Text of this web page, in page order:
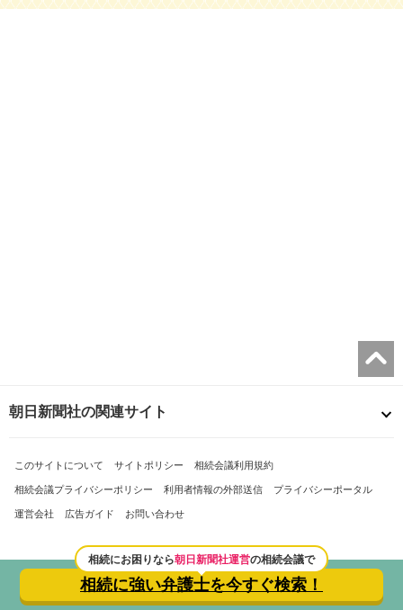
相続にお困りなら朝日新聞社運営の相続会議で
相続に強い弁護士を今すぐ検索！
朝日新聞社の関連サイト
このサイトについて サイトポリシー 相続会議利用規約
相続会議プライバシーポリシー 利用者情報の外部送信 プライバシーポータル
運営会社 広告ガイド お問い合わせ